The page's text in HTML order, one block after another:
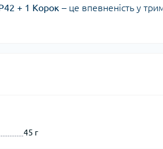
+ 1 Корок – це впевненість у
45 г